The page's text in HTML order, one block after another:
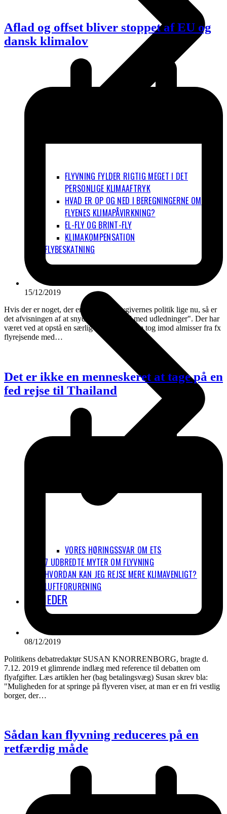
FLYVNING FYLDER RIGTIG MEGET I DET
PERSONLIGE KLIMAAFTRYK
HVAD ER OP OG NED I BEREGNINGERNE OM
FLYENES KLIMAPÅVIRKNING?
EL-FLY OG BRINT-FLY
KLIMAKOMPENSATION
FLYBESKATNING
VORES HØRINGSSVAR OM ETS
7 UDBREDTE MYTER OM FLYVNING
HVORDAN KAN JEG REJSE MERE KLIMAVENLIGT?
LUFTFORURENING
NYHEDER
Aflad og offset bliver stoppet af EU og
dansk klimalov
15/12/2019
Hvis der er noget, der er lovende i lovgivernes politik lige nu, så er
det afvisningen af at snyde med "handel med udledninger". Der har
været ved at opstå en særlig forretning, som tog imod almisser fra fx
flyrejsende med…
Det er ikke en menneskeret at tage på en
fed rejse til Thailand
08/12/2019
Politikens debatredaktør SUSAN KNORRENBORG, bragte d.
7.12. 2019 et glimrende indlæg med reference til debatten om
flyafgifter. Læs artiklen her (bag betalingsvæg) Susan skrev bla:
"Muligheden for at springe på flyveren viser, at man er en fri vestlig
borger, der…
Sådan kan flyvning reduceres på en
retfærdig måde